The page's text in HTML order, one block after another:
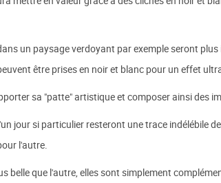
un paysage verdoyant par exemple seront
être prises en noir et blanc pour un effet
sa "patte" artistique et composer ainsi des
jour si particulier resteront une trace indélébile
l'autre.
belle que l'autre, elles sont simplement